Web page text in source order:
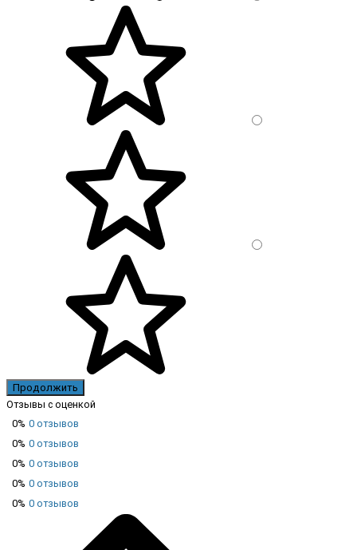
Продолжить
Отзывы с оценкой
0% 0 отзывов
0% 0 отзывов
0% 0 отзывов
0% 0 отзывов
0% 0 отзывов